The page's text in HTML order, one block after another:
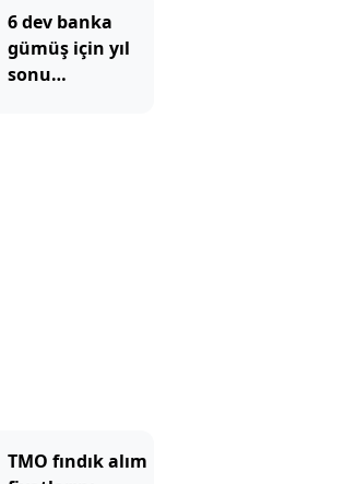
6 dev banka
gümüş için yıl
sonu
TMO fındık alım